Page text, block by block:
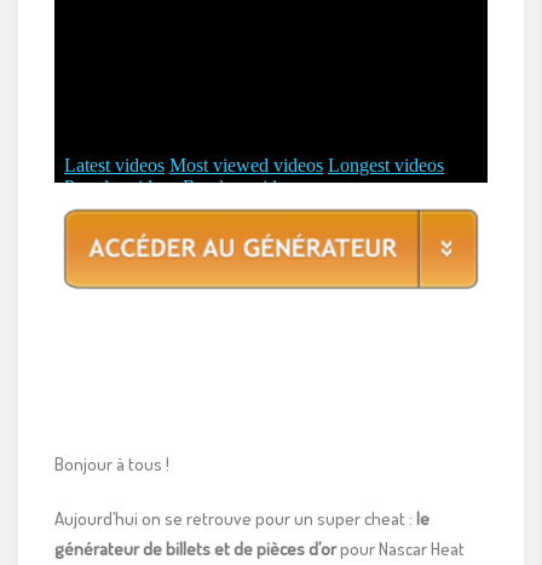
Bonjour à tous !
Aujourd’hui on se retrouve pour un super cheat : le
générateur de billets et de pièces d’orpour Nascar Heat